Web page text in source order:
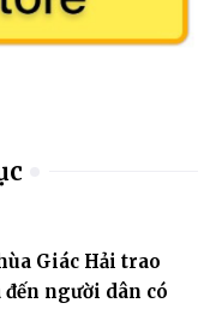
Giác Hải trao
đến người dân có